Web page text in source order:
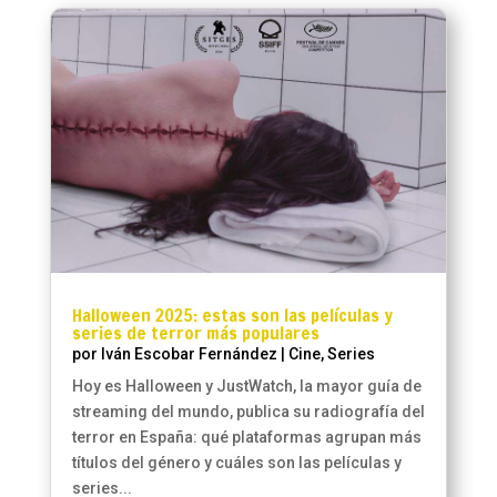
Halloween 2025: estas son las películas y
series de terror más populares
por Iván Escobar Fernández Cine,Series
Hoy es Halloween y JustWatch, la mayor guía de
streaming del mundo, publica su radiografía del
terror en España: qué plataformas agrupan más
títulos del género y cuáles son las películas y
series...